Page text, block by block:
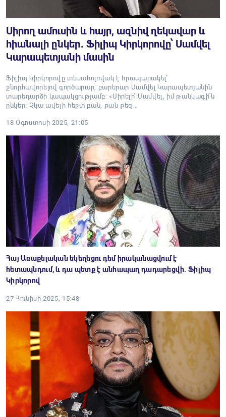
Սիրող ամուսին և հայր, ազնիվ ղեկավար և
հիանալի ընկեր․ Ֆիլիպ Կիրկորովը՝ Սամվել
Կարապետյանի մասին
Ֆիլիպ Կիրկորովը տեսահոլովակ է հրապարակել՝
շնորհավորելով գործարար, բարերար Սամվել Կարապետյանին
տարեդարձի կապակցությամբ։ «Սիրելի՛ Սամվել, իմ թանկագի՛ն
ընկեր։ Չկա ավելի հեշտ բան, քան քեզ…
18 Օգոստոսի 2025, 21:05
Հայ Առաքելական եկեղեցու դեմ իրականացվում է
հետապնդում, և դա պետք է անհապաղ դադարեցվի. Ֆիլիպ
Կիրկորով
27 Հունիսի 2025, 15:48